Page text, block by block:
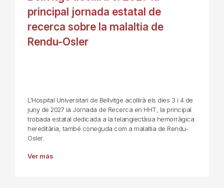
principal jornada estatal de
recerca sobre la malaltia de
Rendu-Osler
L’Hospital Universitari de Bellvitge acollirà els dies 3 i 4 de
juny de 2027 la Jornada de Recerca en HHT, la principal
trobada estatal dedicada a la telangiectàsia hemorràgica
hereditària, també coneguda com a malaltia de Rendu-
Osler.
Ver más